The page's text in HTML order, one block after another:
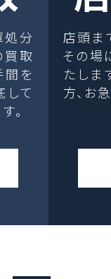
処分
取
間を
して
。
店頭ま
その場
たしま
方、お